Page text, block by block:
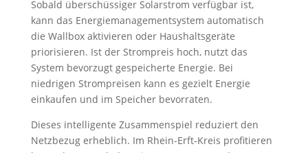
Sobald überschüssiger Solarstrom verfügbar ist,
kann das Energiemanagementsystem automatisch
die Wallbox aktivieren oder Haushaltsgeräte
priorisieren. Ist der Strompreis hoch, nutzt das
System bevorzugt gespeicherte Energie. Bei
niedrigen Strompreisen kann es gezielt Energie
einkaufen und im Speicher bevorraten.
Dieses intelligente Zusammenspiel reduziert den
Netzbezug erheblich. Im Rhein-Erft-Kreis profitieren